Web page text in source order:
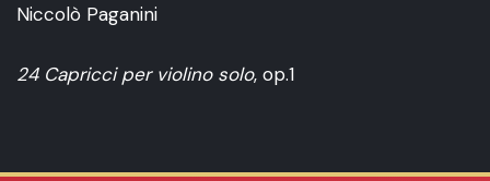
Niccolò Paganini
24 Capricci per violino solo, op.1